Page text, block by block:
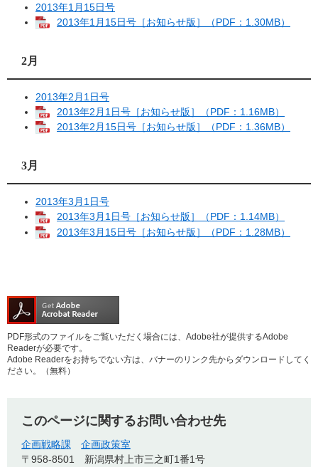
2013年1月15日号
2013年1月15日号［お知らせ版］（PDF：1.30MB）
2月
2013年2月1日号
2013年2月1日号［お知らせ版］（PDF：1.16MB）
2013年2月15日号［お知らせ版］（PDF：1.36MB）
3月
2013年3月1日号
2013年3月1日号［お知らせ版］（PDF：1.14MB）
2013年3月15日号［お知らせ版］（PDF：1.28MB）
PDF形式のファイルをご覧いただく場合には、Adobe社が提供するAdobe
Readerが必要です。
Adobe Readerをお持ちでない方は、バナーのリンク先からダウンロードしてく
ださい。（無料）
このページに関するお問い合わせ先
企画戦略課
企画政策室
〒958-8501
新潟県村上市三之町1番1号